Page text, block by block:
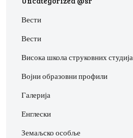
Вести
Вести
Висока школа струковних студија
Војни образовни профили
Галерија
Енглески
Земаљско особље